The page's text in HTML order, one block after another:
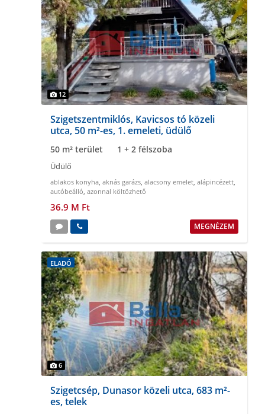
12
Szigetszentmiklós, Kavicsos tó közeli
utca, 50 m²-es, 1. emeleti, üdülő
50 m² terület 1 + 2 félszoba
Üdülő
ablakos konyha, aknás garázs, alacsony emelet, alápincézett,
autóbeálló, azonnal költözhető
36.9 M Ft
MEGNÉZEM
ELADÓ
6
Szigetcsép, Dunasor közeli utca, 683 m²-
es, telek